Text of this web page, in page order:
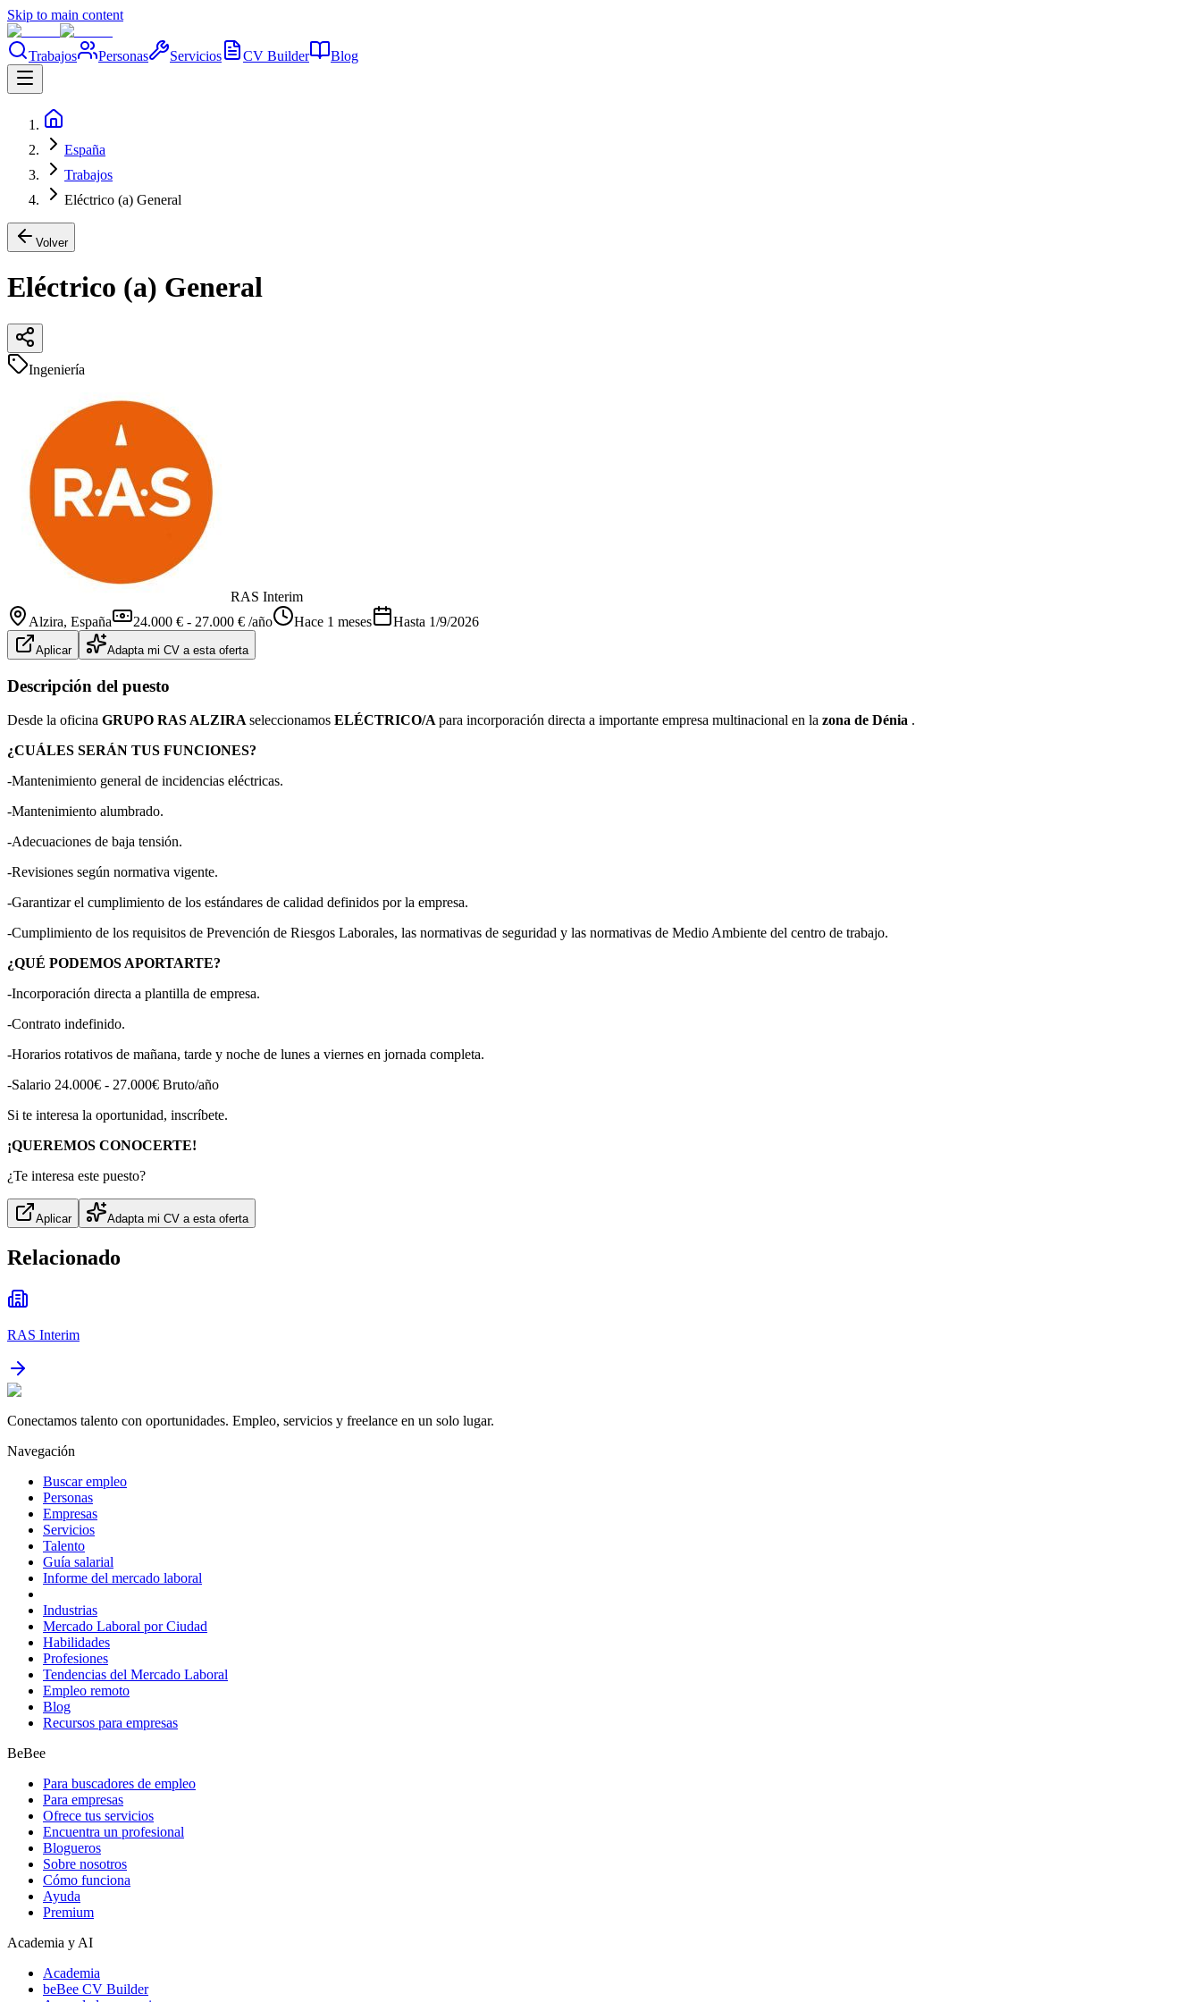
Skip to main content
Trabajos Personas Servicios CV Builder Blog
España
Trabajos
Eléctrico (a) General
Volver
Eléctrico (a) General
Ingeniería
RAS Interim
Alzira, España 24.000 € - 27.000 € /año Hace 1 meses Hasta 1/9/2026
Aplicar Adapta mi CV a esta oferta
Descripción del puesto
Desde la oficina GRUPO RAS ALZIRA seleccionamos ELÉCTRICO/A para incorporación directa a importante empresa multinacional en la zona de Dénia .
¿CUÁLES SERÁN TUS FUNCIONES?
-Mantenimiento general de incidencias eléctricas.
-Mantenimiento alumbrado.
-Adecuaciones de baja tensión.
-Revisiones según normativa vigente.
-Garantizar el cumplimiento de los estándares de calidad definidos por la empresa.
-Cumplimiento de los requisitos de Prevención de Riesgos Laborales, las normativas de seguridad y las normativas de Medio Ambiente del centro de trabajo.
¿QUÉ PODEMOS APORTARTE?
-Incorporación directa a plantilla de empresa.
-Contrato indefinido.
-Horarios rotativos de mañana, tarde y noche de lunes a viernes en jornada completa.
-Salario 24.000€ - 27.000€ Bruto/año
Si te interesa la oportunidad, inscríbete.
¡QUEREMOS CONOCERTE!
¿Te interesa este puesto?
Aplicar Adapta mi CV a esta oferta
Relacionado
RAS Interim
Conectamos talento con oportunidades. Empleo, servicios y freelance en un solo lugar.
Navegación
Buscar empleo
Personas
Empresas
Servicios
Talento
Guía salarial
Informe del mercado laboral
Industrias
Mercado Laboral por Ciudad
Habilidades
Profesiones
Tendencias del Mercado Laboral
Empleo remoto
Blog
Recursos para empresas
BeBee
Para buscadores de empleo
Para empresas
Ofrece tus servicios
Encuentra un profesional
Blogueros
Sobre nosotros
Cómo funciona
Ayuda
Premium
Academia y AI
Academia
beBee CV Builder